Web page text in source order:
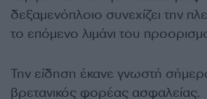
δεξαμενόπλοιο συνεχίζει την
το επόμενο λιμάνι του
Την είδηση έκανε γνωστή
βρετανικός φορέας ασφαλείας.